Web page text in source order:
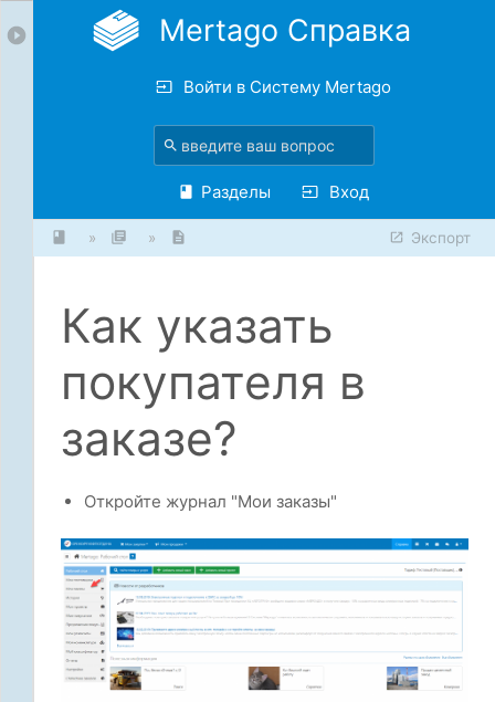
Mertago Справка
Войти в Систему Mertago
Разделы Вход
» » Экспорт
Как указать
покупателя в
заказе?
Откройте журнал "Мои заказы"